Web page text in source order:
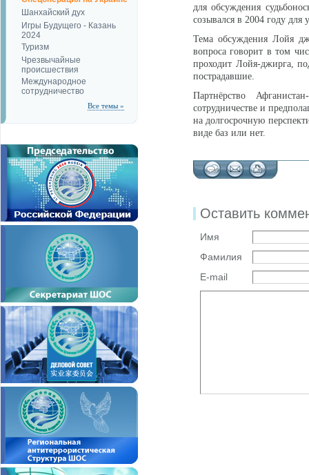
Шанхайский дух
Игры Будущего - Казань
2024
Туризм
Чрезвычайные
происшествия
Международное
сотрудничество
Все темы »
для обсуждения
созывался в 2004 году
Тема обсуждения Лойя
вопроса говорит в том
проходит Лойя-джирга,
пострадавшие.
Партнёрство
сотрудничестве и
на долгосрочную
виде баз или нет.
Оставить
Имя
Фамилия
E-mail